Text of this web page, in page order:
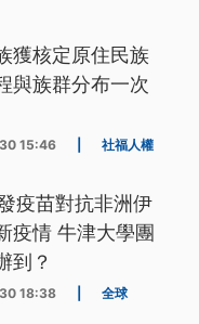
獲核定原住民族
與族群分布一次
15:46 社福人權
疫苗對抗非洲伊
疫情 牛津大學團
到？
18:38 全球